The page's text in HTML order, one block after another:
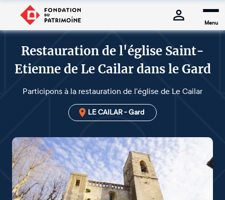
Menu
Restauration de l'église Saint-
Etienne de Le Cailar dans le Gard
Participons à la restauration de l'église de Le Cailar
LE CAILAR - Gard